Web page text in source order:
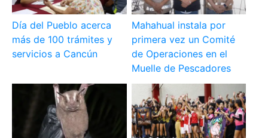
Día del Pueblo acerca
más de 100 trámites y
servicios a Cancún
Mahahual instala por
primera vez un Comité
de Operaciones en el
Muelle de Pescadores